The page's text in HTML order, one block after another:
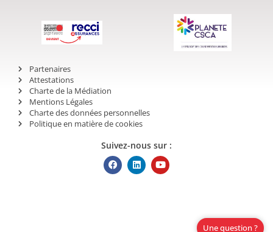
Partenaires
Attestations
Charte de la Médiation
Mentions Légales
Charte des données personnelles
Politique en matière de cookies
Une question ?
Suivez-nous sur :